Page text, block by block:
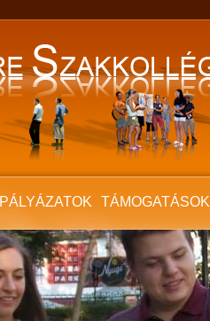
PÁLYÁZATOK TÁMOGATÁSOK